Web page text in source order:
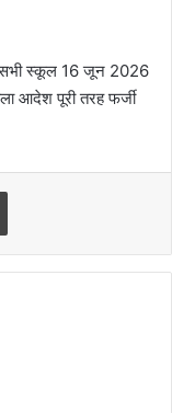
सभी स्कूल 16 जून 2026
आदेश पूरी तरह फर्जी